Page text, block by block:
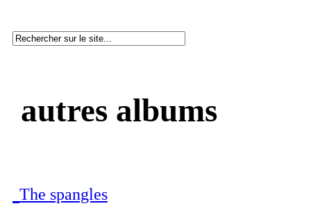
autres albums
The spangles